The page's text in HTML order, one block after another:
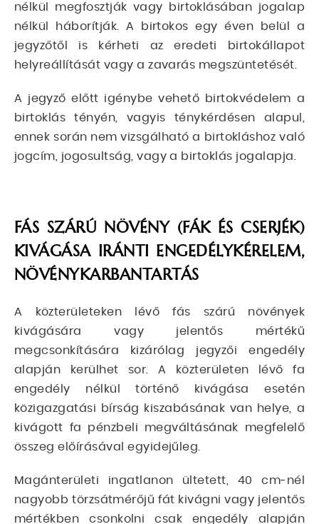
nélkül megfosztják vagy birtoklásában jogalap
nélkül háborítják. A birtokos egy éven belül a
jegyzőtől is kérheti az eredeti birtokállapot
helyreállítását vagy a zavarás megszüntetését.
A jegyző előtt igénybe vehető birtokvédelem a
birtoklás tényén, vagyis ténykérdésen alapul,
ennek során nem vizsgálható a birtokláshoz való
jogcím, jogosultság, vagy a birtoklás jogalapja.
FÁS SZÁRÚ NÖVÉNY (FÁK ÉS CSERJÉK)
KIVÁGÁSA IRÁNTI ENGEDÉLYKÉRELEM,
NÖVÉNYKARBANTARTÁS
A közterületeken lévő fás szárú növények
kivágására vagy jelentős mértékű
megcsonkítására kizárólag jegyzői engedély
alapján kerülhet sor. A közterületen lévő fa
engedély nélkül történő kivágása esetén
közigazgatási bírság kiszabásának van helye, a
kivágott fa pénzbeli megváltásának megfelelő
összeg előírásával egyidejűleg.
Magánterületi ingatlanon ültetett, 40 cm-nél
nagyobb törzsátmérőjű fát kivágni vagy jelentős
mértékben csonkolni csak engedély alapján